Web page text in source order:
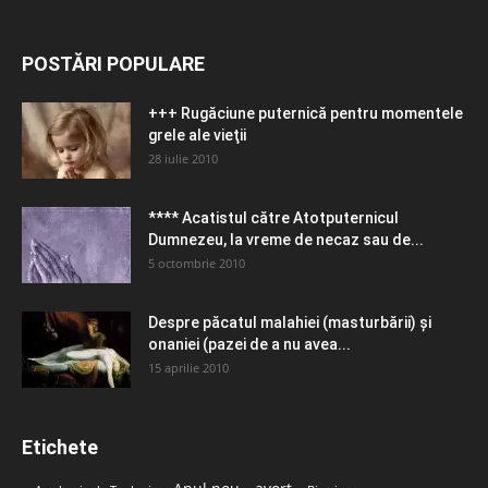
POSTĂRI POPULARE
+++ Rugăciune puternică pentru momentele
grele ale vieţii
28 iulie 2010
**** Acatistul către Atotputernicul
Dumnezeu, la vreme de necaz sau de...
5 octombrie 2010
Despre păcatul malahiei (masturbării) şi
onaniei (pazei de a nu avea...
15 aprilie 2010
Etichete